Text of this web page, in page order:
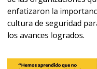
enfatizaron la
cultura de seguridad
los avances logrados.